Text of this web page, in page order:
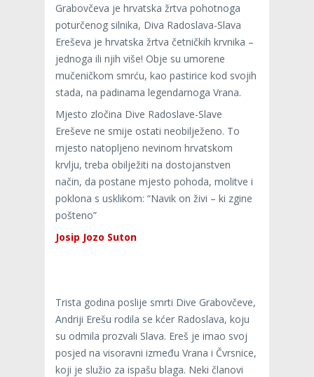
Grabovčeva je hrvatska žrtva pohotnoga
poturčenog silnika, Diva Radoslava-Slava
Ereševa je hrvatska žrtva četničkih krvnika –
jednoga ili njih više! Obje su umorene
mučeničkom smrću, kao pastirice kod svojih
stada, na padinama legendarnoga Vrana.
Mjesto zločina Dive Radoslave-Slave
Ereševe ne smije ostati neobilježeno. To
mjesto natopljeno nevinom hrvatskom
krvlju, treba obilježiti na dostojanstven
način, da postane mjesto pohoda, molitve i
poklona s usklikom: “Navik on živi – ki zgine
pošteno”
Josip Jozo Suton
Trista godina poslije smrti Dive Grabovčeve,
Andriji Erešu rodila se kćer Radoslava, koju
su odmila prozvali Slava. Ereš je imao svoj
posjed na visoravni između Vrana i Čvrsnice,
koji je služio za ispašu blaga. Neki članovi